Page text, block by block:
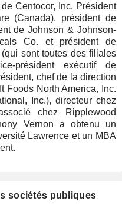
Centocor, Inc. Président
(Canada), président de
de Johnson & Johnson-
Co. et président de
sont toutes des filiales
président exécutif de
chef de la direction
Foods North America, Inc.
Inc.), directeur chez
chez Ripplewood
Vernon a obtenu un
Lawrence et un MBA
sociétés publiques